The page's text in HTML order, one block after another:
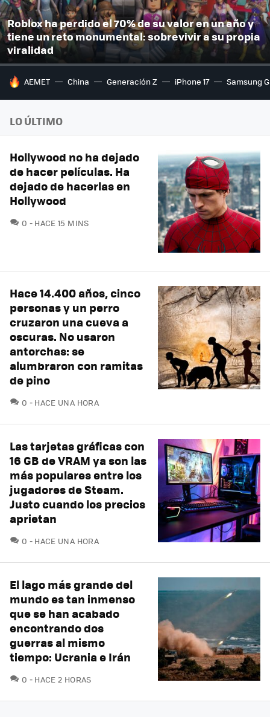
Roblox ha perdido el 70% de su valor en un año y
tiene un reto monumental: sobrevivir a su propia
viralidad
HOY SE HABLA DE
AEMET China Generación Z iPhone 17 Samsung
LO ÚLTIMO
Hollywood no ha dejado
de hacer películas. Ha
dejado de hacerlas en
Hollywood
0 COMENTARIOS
HACE 15 MINS
Hace 14.400 años, cinco
personas y un perro
cruzaron una cueva a
oscuras. No usaron
antorchas: se
alumbraron con ramitas
de pino
0 COMENTARIOS
HACE UNA HORA
Las tarjetas gráficas con
16 GB de VRAM ya son las
más populares entre los
jugadores de Steam.
Justo cuando los precios
aprietan
0 COMENTARIOS
HACE UNA HORA
El lago más grande del
mundo es tan inmenso
que se han acabado
encontrando dos
guerras al mismo
tiempo: Ucrania e Irán
0 COMENTARIOS
HACE 2 HORAS